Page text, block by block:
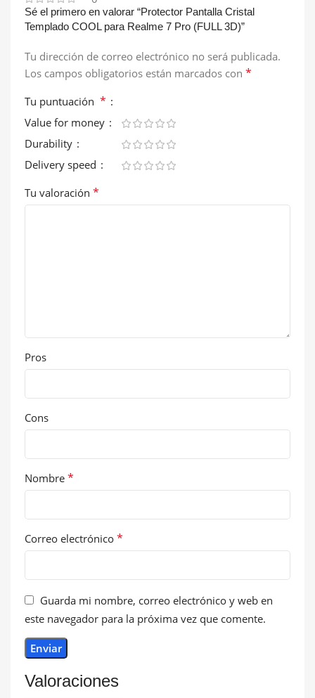
Valoraciones
Sé el primero en valorar “Protector Pantalla Cristal
Templado COOL para Realme 7 Pro (FULL 3D)”
Tu dirección de correo electrónico no será publicada.
Los campos obligatorios están marcados con *
Tu puntuación *
Value for money
Durability
Delivery speed
Tu valoración *
Pros
Cons
Nombre *
Correo electrónico *
Guarda mi nombre, correo electrónico y web en
este navegador para la próxima vez que comente.